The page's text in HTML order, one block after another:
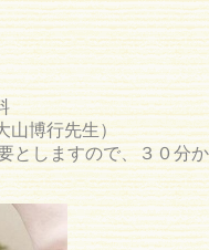
博行先生）
としますので、３０分